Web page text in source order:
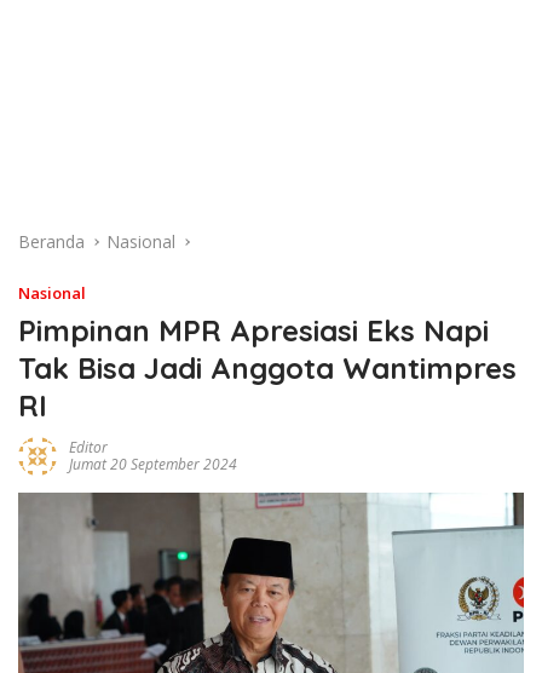
Beranda Nasional
Nasional
Pimpinan MPR Apresiasi Eks Napi
Tak Bisa Jadi Anggota Wantimpres
RI
Editor
Jumat 20 September 2024